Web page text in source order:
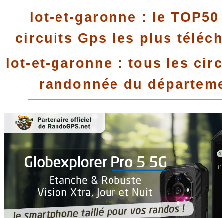
lot-et-garonne : le
circuits Gps les plus
lot-et-garonne : tous les
randonnée du